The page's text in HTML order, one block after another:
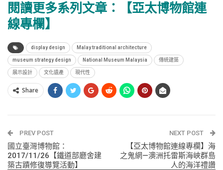
閱讀更多系列文章：
【亞太博物館連
線專欄】
display design Malay traditional architecture
museum strategy design National Museum Malaysia 傳統建築
展示設計 文化遺產 現代性
Share
PREV POST
國立臺灣博物館：
2017/11/26【鐵道部廳舍建
築古蹟修復導覽活動】
NEXT POST
【亞太博物館連線專欄】海
之鬼網—澳洲托雷斯海峽群島
人的海洋禮讚